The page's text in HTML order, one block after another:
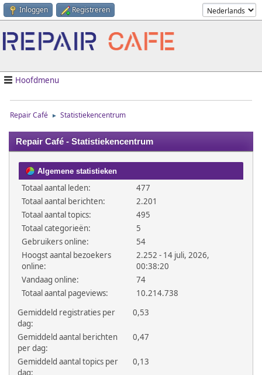
Inloggen Registreren
Hoofdmenu
Repair Café ► Statistiekencentrum
Repair Café - Statistiekencentrum
Algemene statistieken
Totaal aantal leden:
477
Totaal aantal berichten:
2.201
Totaal aantal topics:
495
Totaal categorieën:
5
Gebruikers online:
54
Hoogst aantal bezoekers
online:
2.252 - 14 juli, 2026,
00:38:20
Vandaag online:
74
Totaal aantal pageviews:
10.214.738
Gemiddeld registraties per
dag:
0,53
Gemiddeld aantal berichten
per dag:
0,47
Gemiddeld aantal topics per
dag:
0,13